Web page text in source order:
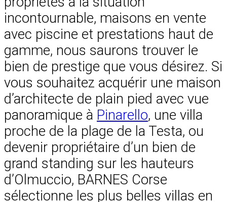
incontournable, maisons en vente
avec piscine et prestations haut de
gamme, nous saurons trouver le
bien de prestige que vous désirez. Si
vous souhaitez acquérir une maison
d’architecte de plain pied avec vue
panoramique à Pinarello, une villa
proche de la plage de la Testa, ou
devenir propriétaire d’un bien de
grand standing sur les hauteurs
d’Olmuccio, BARNES Corse
sélectionne les plus belles villas en